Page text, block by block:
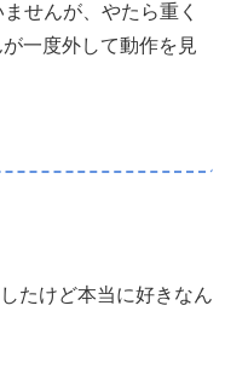
せんが、やたら重く
一度外して動作を見
たけど本当に好きなん